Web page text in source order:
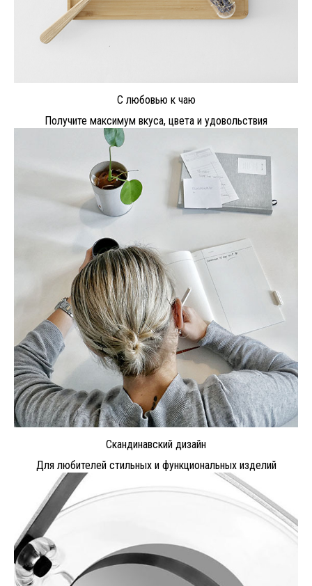
С любовью к чаю
Получите максимум вкуса, цвета и удовольствия
Скандинавский дизайн
Для любителей стильных и функциональных изделий